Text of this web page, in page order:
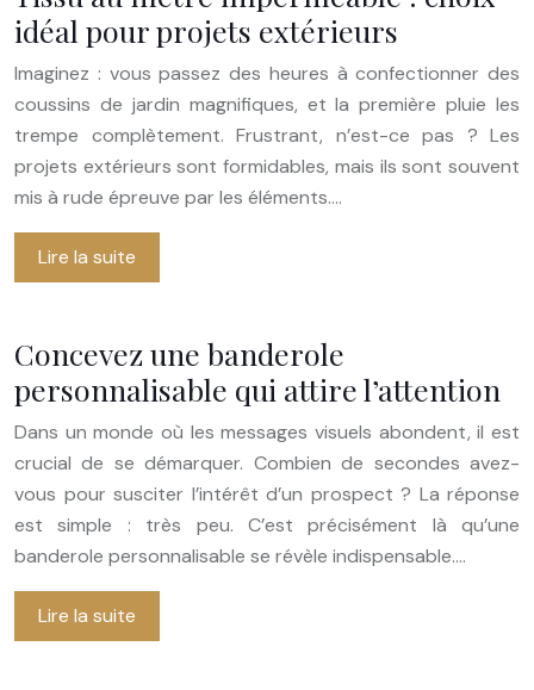
idéal pour projets extérieurs
Imaginez : vous passez des heures à confectionner des
coussins de jardin magnifiques, et la première pluie les
trempe complètement. Frustrant, n’est-ce pas ? Les
projets extérieurs sont formidables, mais ils sont souvent
mis à rude épreuve par les éléments….
Lire la suite
Concevez une banderole
personnalisable qui attire l’attention
Dans un monde où les messages visuels abondent, il est
crucial de se démarquer. Combien de secondes avez-
vous pour susciter l’intérêt d’un prospect ? La réponse
est simple : très peu. C’est précisément là qu’une
banderole personnalisable se révèle indispensable….
Lire la suite